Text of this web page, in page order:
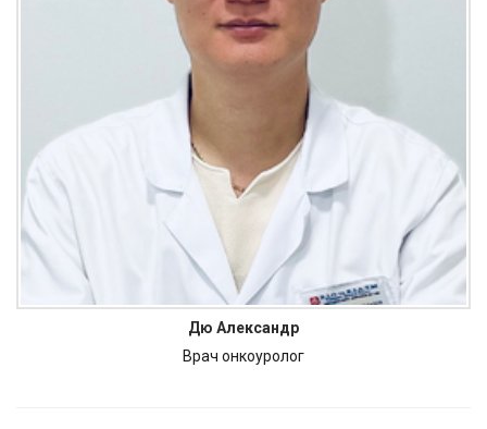
Дю Александр
Врач онкоуролог